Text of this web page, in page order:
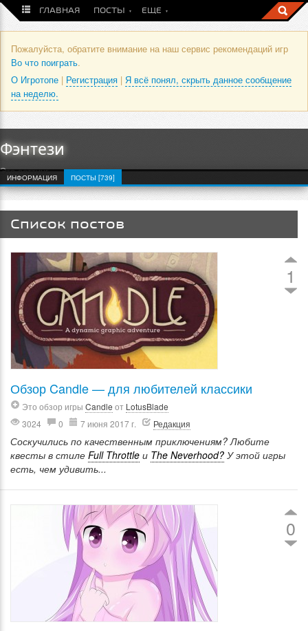
ГЛАВНАЯ ПОСТЫ ЕЩЕ
Пожалуйста, обратите внимание на наш сервис рекомендаций игр
Во что поиграть.
О Игротопе | Регистрация | Я всё понял, скрыть данное сообщение
на неделю.
Фэнтези
Это сеттинг
ИНФОРМАЦИЯ ПОСТЫ [739]
Список постов
1
Обзор Candle — для любителей классики
Это обзор игры Candle от LotusBlade
3024
0 7 июня 2017 г. Редакция
Соскучились по качественным приключениям? Любите
квесты в стиле Full Throttle и The Neverhood? У этой игры
есть, чем удивить...
0